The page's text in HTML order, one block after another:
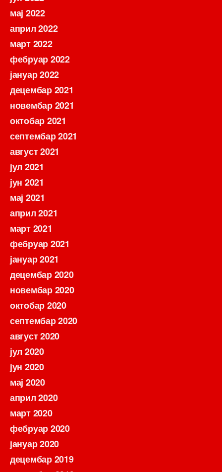
мај 2022
април 2022
март 2022
фебруар 2022
јануар 2022
децембар 2021
новембар 2021
октобар 2021
септембар 2021
август 2021
јул 2021
јун 2021
мај 2021
април 2021
март 2021
фебруар 2021
јануар 2021
децембар 2020
новембар 2020
октобар 2020
септембар 2020
август 2020
јул 2020
јун 2020
мај 2020
април 2020
март 2020
фебруар 2020
јануар 2020
децембар 2019